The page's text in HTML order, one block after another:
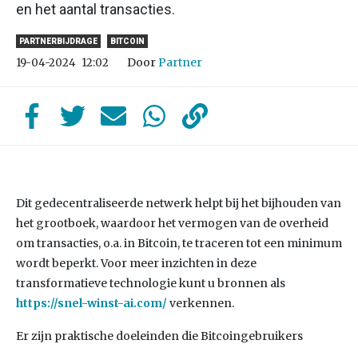
en het aantal transacties.
PARTNERBIJDRAGE BITCOIN
19-04-2024 12:02 DoorPartner
Dit gedecentraliseerde netwerk helpt bij het bijhouden van
het grootboek, waardoor het vermogen van de overheid
om transacties, o.a. in Bitcoin, te traceren tot een minimum
wordt beperkt. Voor meer inzichten in deze
transformatieve technologie kunt u bronnen als
https://snel-winst-ai.com/ verkennen.
Er zijn praktische doeleinden die Bitcoingebruikers